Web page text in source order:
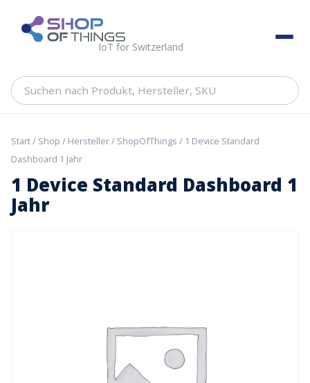
content ShopOfThings
IoT for Switzerland
Suchen
Hersteller,
Start/ Shop / Hersteller/ ShopOfThings / 1 Device Standard
Dashboard 1 Jahr
1 Device Standard Dashboard 1
Jahr